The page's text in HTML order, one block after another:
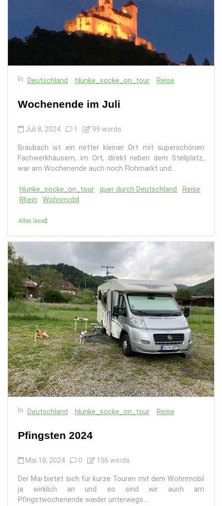
In Deutschland hlunke_socke_on_tour Reise
Wochenende im Juli
Juli 8, 2024 1 99 words
Braubach ist ein netter kleiner Ort mit superschönen
Fachwerkhäusern, im Ort, direkt neben dem Stellplatz,
war am Wochenende auch noch Flohmarkt und...
hlunke_socke_on_tour quer durch Deutschland
Reise
Rhein
Wohnmobil
Alles lesen
In Deutschland hlunke_socke_on_tour Reise
Pfingsten 2024
Mai 18, 2024 0 156 words
Der Mai bietet sich für kurze Touren mit dem Wohnmobil
ja wirklich an und so sind wir auch am
Pfingstwochenende wieder unterwegs....